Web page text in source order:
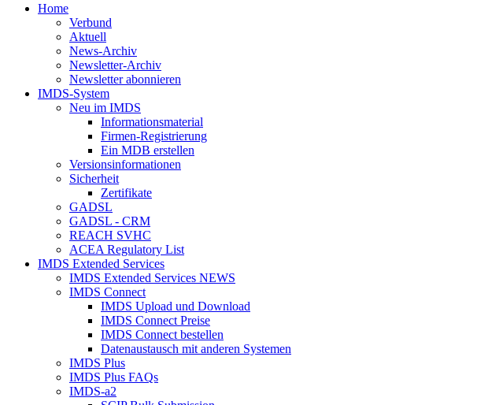
Home
Verbund
Aktuell
News-Archiv
Newsletter-Archiv
Newsletter abonnieren
IMDS-System
Neu im IMDS
Informationsmaterial
Firmen-Registrierung
Ein MDB erstellen
Versionsinformationen
Sicherheit
Zertifikate
GADSL
GADSL - CRM
REACH SVHC
ACEA Regulatory List
IMDS Extended Services
IMDS Extended Services NEWS
IMDS Connect
IMDS Upload und Download
IMDS Connect Preise
IMDS Connect bestellen
Datenaustausch mit anderen Systemen
IMDS Plus
IMDS Plus FAQs
IMDS-a2